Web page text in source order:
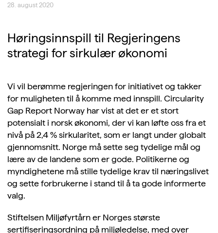
28. august 2020
Høringsinnspill til Regjeringens
strategi for sirkulær økonomi
Vi vil berømme regjeringen for initiativet og takker
for muligheten til å komme med innspill. Circularity
Gap Report Norway har vist at det er et stort
potensialt i norsk økonomi, der vi kan løfte oss fra et
nivå på 2,4 % sirkularitet, som er langt under globalt
gjennomsnitt. Norge må sette seg tydelige mål og
lære av de landene som er gode. Politikerne og
myndighetene må stille tydelige krav til næringslivet
og sette forbrukerne i stand til å ta gode informerte
valg.
Stiftelsen Miljøfyrtårn er Norges største
sertifiseringsordning på miljøledelse, med over